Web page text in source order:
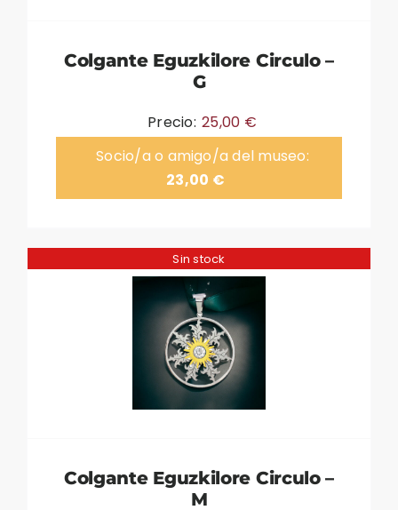
Colgante Eguzkilore Circulo –
G
Precio: 25,00 €
Socio/a o amigo/a del museo:
23,00 €
Sin stock
Colgante Eguzkilore Circulo –
M